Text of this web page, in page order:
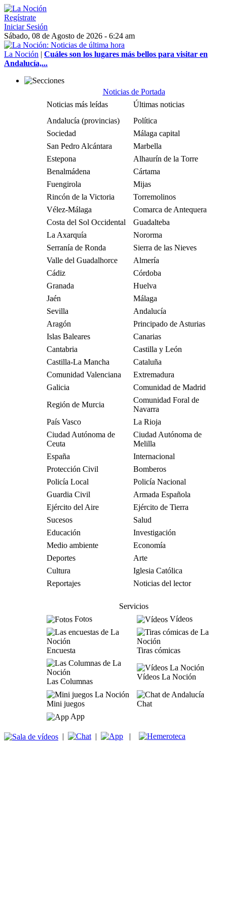
Regístrate
Iniciar Sesión
Sábado, 08 de Agosto de 2026 - 6:24 am
La Noción | Cuáles son los lugares más bellos para visitar en
Andalucía,...
Noticias de Portada
Noticias más leídas
Últimas noticias
Andalucía (provincias)
Política
Sociedad
Málaga capital
San Pedro Alcántara
Marbella
Estepona
Alhaurín de la Torre
Benalmádena
Cártama
Fuengirola
Mijas
Rincón de la Victoria
Torremolinos
Vélez-Málaga
Comarca de Antequera
Costa del Sol Occidental
Guadalteba
La Axarquía
Nororma
Serranía de Ronda
Sierra de las Nieves
Valle del Guadalhorce
Almería
Cádiz
Córdoba
Granada
Huelva
Jaén
Málaga
Sevilla
Andalucía
Aragón
Principado de Asturias
Islas Baleares
Canarias
Cantabria
Castilla y León
Castilla-La Mancha
Cataluña
Comunidad Valenciana
Extremadura
Galicia
Comunidad de Madrid
Región de Murcia
Comunidad Foral de
Navarra
País Vasco
La Rioja
Ciudad Autónoma de
Ceuta
Ciudad Autónoma de
Melilla
España
Internacional
Protección Civil
Bomberos
Policía Local
Policía Nacional
Guardia Civil
Armada Española
Ejército del Aire
Ejército de Tierra
Sucesos
Salud
Educación
Investigación
Medio ambiente
Economía
Deportes
Arte
Cultura
Iglesia Católica
Reportajes
Noticias del lector
Servicios
Fotos
Vídeos
Encuesta Tiras cómicas
Las Columnas
Vídeos La Noción
Mini juegos
Chat
App
| | |